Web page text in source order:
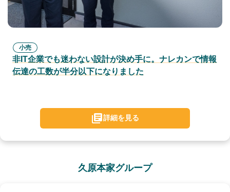
小売
非IT企業でも迷わない設計が決め手に。ナレカンで情報
伝達の工数が半分以下になりました
詳細を見る
久原本家グループ